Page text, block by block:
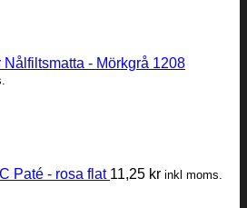
Nålfiltsmatta - Mörkgrå 1208
Paté - rosa flat 11,25 kr inkl moms.